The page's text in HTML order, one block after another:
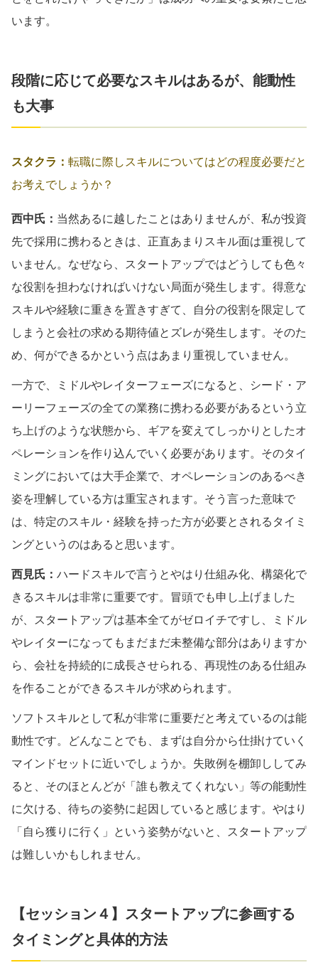
います。
段階に応じて必要なスキルはあるが、能動性
も大事
スタクラ： 転職に際しスキルについてはどの程度必要だと
お考えでしょうか？
西中氏： 当然あるに越したことはありませんが、私が投資
先で採用に携わるときは、正直あまりスキル面は重視して
いません。なぜなら、スタートアップではどうしても色々
な役割を担わなければいけない局面が発生します。得意な
スキルや経験に重きを置きすぎて、自分の役割を限定して
しまうと会社の求める期待値とズレが発生します。そのた
め、何ができるかという点はあまり重視していません。
一方で、ミドルやレイターフェーズになると、シード・ア
ーリーフェーズの全ての業務に携わる必要があるという立
ち上げのような状態から、ギアを変えてしっかりとしたオ
ペレーションを作り込んでいく必要があります。そのタイ
ミングにおいては大手企業で、オペレーションのあるべき
姿を理解している方は重宝されます。そう言った意味で
は、特定のスキル・経験を持った方が必要とされるタイミ
ングというのはあると思います。
西見氏： ハードスキルで言うとやはり仕組み化、構築化で
きるスキルは非常に重要です。冒頭でも申し上げました
が、スタートアップは基本全てがゼロイチですし、ミドル
やレイターになってもまだまだ未整備な部分はありますか
ら、会社を持続的に成長させられる、再現性のある仕組み
を作ることができるスキルが求められます。
ソフトスキルとして私が非常に重要だと考えているのは能
動性です。どんなことでも、まずは自分から仕掛けていく
マインドセットに近いでしょうか。失敗例を棚卸ししてみ
ると、そのほとんどが「誰も教えてくれない」等の能動性
に欠ける、待ちの姿勢に起因していると感じます。やはり
「自ら獲りに行く」という姿勢がないと、スタートアップ
は難しいかもしれません。
【セッション４】スタートアップに参画する
タイミングと具体的方法